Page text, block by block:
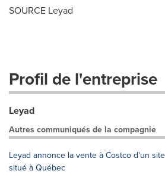
SOURCE Leyad
Profil de l'entreprise
Leyad
Autres communiqués de la compagnie
Leyad annonce la vente à Costco d'un
situé à Québec